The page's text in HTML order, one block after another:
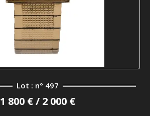
Lot : n° 497
1 800 € / 2 000 €